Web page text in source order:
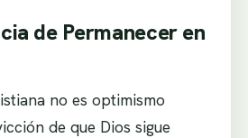
de Permanecer en
no es optimismo
de que Dios sigue